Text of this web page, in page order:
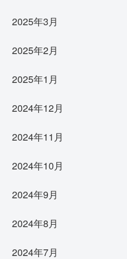
2025年3月
2025年2月
2025年1月
2024年12月
2024年11月
2024年10月
2024年9月
2024年8月
2024年7月